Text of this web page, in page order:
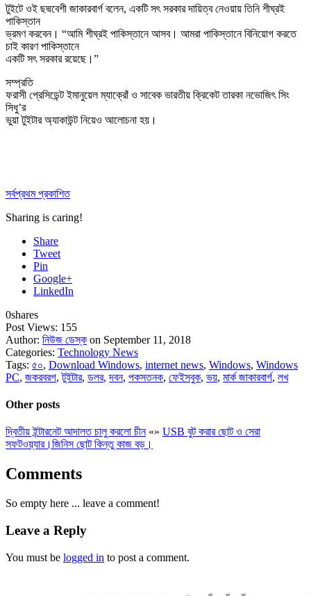
টুইটে ওই ছদ্মবেশী জাকারবার্গ বলেন, একটি সৎ সরকার দায়িত্ব নেওয়ায় তিনি শীঘ্রই
পাকিস্তান
ভ্রমণ করবেন। “আমি শীঘ্রই পাকিস্তানে আসব। আমরা পাকিস্তানে বিনিয়োগ করতে
চাই কারণ পাকিস্তানে
একটি সৎ সরকার রয়েছে।”
সম্প্রতি
ফরাসী প্রেসিডেন্ট ইমানুয়েল ম্যাক্রোঁ ও সাবেক ভারতীয় ক্রিকেট তারকা নভোজিৎ সিং
সিধু’র
ভুয়া টুইটার অ্যাকাউন্ট নিয়েও আলোচনা হয়।
সর্বপ্রথম প্রকাশিত
Sharing is caring!
Share
Tweet
Pin
Google+
LinkedIn
0shares
Post Views: 155
Author: নিউজ ডেস্ক on September 11, 2018
Categories: Technology News
Tags: ৫০, Download Windows, internet news, Windows, Windows
PC, জকরবরগ,টুইটার, ডলর,দবন, পকসতনক, ফেইসবুক, ভয়, মার্ক জাকারবার্গ, লখ
Other posts
দ্বিতীয় ইন্টারনেট আদালত চালু করলো চীন«» USB বুট করার ছোট ও সেরা
সফটওয়্যার।জিনিস ছোট কিন্তু কাজ বড়।
Comments
So empty here ... leave a comment!
Leave a Reply
You must be logged in to post a comment.